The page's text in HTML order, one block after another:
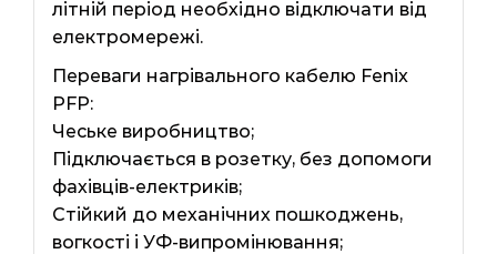
літній період необхідно відключати від
електромережі.
Переваги нагрівального кабелю Fenix ​​
PFP:
Чеське виробництво;
Підключається в розетку, без допомоги
фахівців-електриків;
Стійкий до механічних пошкоджень,
вогкості і УФ-випромінювання;